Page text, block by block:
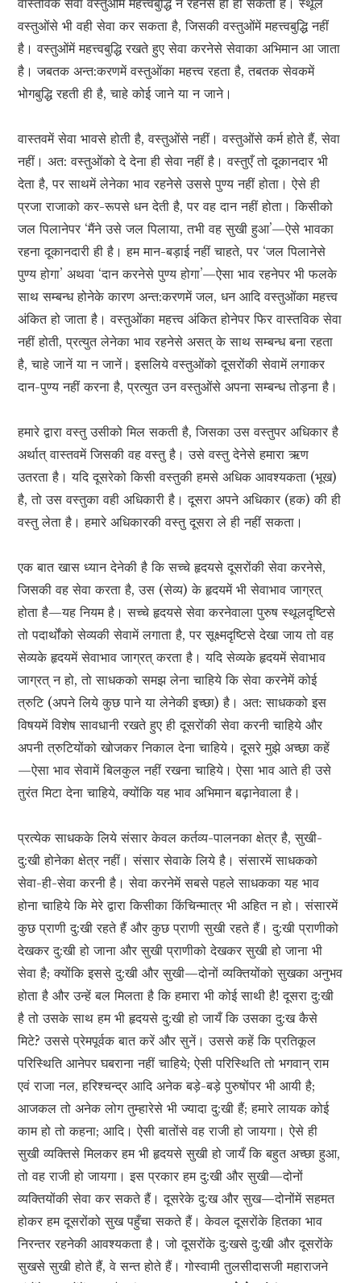
वास्तविक सेवा वस्तुओंमें महत्त्वबुद्धि न रहनेसे ही हो सकती है। स्थूल
वस्तुओंसे भी वही सेवा कर सकता है, जिसकी वस्तुओंमें महत्त्वबुद्धि नहीं
है। वस्तुओंमें महत्त्वबुद्धि रखते हुए सेवा करनेसे सेवाका अभिमान आ जाता
है। जबतक अन्त:करणमें वस्तुओंका महत्त्व रहता है, तबतक सेवकमें
भोगबुद्धि रहती ही है, चाहे कोई जाने या न जाने।
वास्तवमें सेवा भावसे होती है, वस्तुओंसे नहीं। वस्तुओंसे कर्म होते हैं, सेवा
नहीं। अत: वस्तुओंको दे देना ही सेवा नहीं है। वस्तुएँ तो दूकानदार भी
देता है, पर साथमें लेनेका भाव रहनेसे उससे पुण्य नहीं होता। ऐसे ही
प्रजा राजाको कर-रूपसे धन देती है, पर वह दान नहीं होता। किसीको
जल पिलानेपर ‘मैंने उसे जल पिलाया, तभी वह सुखी हुआ’—ऐसे भावका
रहना दूकानदारी ही है। हम मान-बड़ाई नहीं चाहते, पर ‘जल पिलानेसे
पुण्य होगा’ अथवा ‘दान करनेसे पुण्य होगा’—ऐसा भाव रहनेपर भी फलके
साथ सम्बन्ध होनेके कारण अन्त:करणमें जल, धन आदि वस्तुओंका महत्त्व
अंकित हो जाता है। वस्तुओंका महत्त्व अंकित होनेपर फिर वास्तविक सेवा
नहीं होती, प्रत्युत लेनेका भाव रहनेसे असत् के साथ सम्बन्ध बना रहता
है, चाहे जानें या न जानें। इसलिये वस्तुओंको दूसरोंकी सेवामें लगाकर
दान-पुण्य नहीं करना है, प्रत्युत उन वस्तुओंसे अपना सम्बन्ध तोड़ना है।
हमारे द्वारा वस्तु उसीको मिल सकती है, जिसका उस वस्तुपर अधिकार है
अर्थात् वास्तवमें जिसकी वह वस्तु है। उसे वस्तु देनेसे हमारा ऋण
उतरता है। यदि दूसरेको किसी वस्तुकी हमसे अधिक आवश्यकता (भूख)
है, तो उस वस्तुका वही अधिकारी है। दूसरा अपने अधिकार (हक) की ही
वस्तु लेता है। हमारे अधिकारकी वस्तु दूसरा ले ही नहीं सकता।
एक बात खास ध्यान देनेकी है कि सच्चे हृदयसे दूसरोंकी सेवा करनेसे,
जिसकी वह सेवा करता है, उस (सेव्य) के हृदयमें भी सेवाभाव जाग्रत्
होता है—यह नियम है। सच्चे हृदयसे सेवा करनेवाला पुरुष स्थूलदृष्टिसे
तो पदार्थोंको सेव्यकी सेवामें लगाता है, पर सूक्ष्मदृष्टिसे देखा जाय तो वह
सेव्यके हृदयमें सेवाभाव जाग्रत् करता है। यदि सेव्यके हृदयमें सेवाभाव
जाग्रत् न हो, तो साधकको समझ लेना चाहिये कि सेवा करनेमें कोई
त्रुटि (अपने लिये कुछ पाने या लेनेकी इच्छा) है। अत: साधकको इस
विषयमें विशेष सावधानी रखते हुए ही दूसरोंकी सेवा करनी चाहिये और
अपनी त्रुटियोंको खोजकर निकाल देना चाहिये। दूसरे मुझे अच्छा कहें
—ऐसा भाव सेवामें बिलकुल नहीं रखना चाहिये। ऐसा भाव आते ही उसे
तुरंत मिटा देना चाहिये, क्योंकि यह भाव अभिमान बढ़ानेवाला है।
प्रत्येक साधकके लिये संसार केवल कर्तव्य-पालनका क्षेत्र है, सुखी-
दु:खी होनेका क्षेत्र नहीं। संसार सेवाके लिये है। संसारमें साधकको
सेवा-ही-सेवा करनी है। सेवा करनेमें सबसे पहले साधकका यह भाव
होना चाहिये कि मेरे द्वारा किसीका किंचिन्मात्र भी अहित न हो। संसारमें
कुछ प्राणी दु:खी रहते हैं और कुछ प्राणी सुखी रहते हैं। दु:खी प्राणीको
देखकर दु:खी हो जाना और सुखी प्राणीको देखकर सुखी हो जाना भी
सेवा है; क्योंकि इससे दु:खी और सुखी—दोनों व्यक्तियोंको सुखका अनुभव
होता है और उन्हें बल मिलता है कि हमारा भी कोई साथी है! दूसरा दु:खी
है तो उसके साथ हम भी हृदयसे दु:खी हो जायँ कि उसका दु:ख कैसे
मिटे? उससे प्रेमपूर्वक बात करें और सुनें। उससे कहें कि प्रतिकूल
परिस्थिति आनेपर घबराना नहीं चाहिये; ऐसी परिस्थिति तो भगवान् राम
एवं राजा नल, हरिश्चन्द्र आदि अनेक बड़े-बड़े पुरुषोंपर भी आयी है;
आजकल तो अनेक लोग तुम्हारेसे भी ज्यादा दु:खी हैं; हमारे लायक कोई
काम हो तो कहना; आदि। ऐसी बातोंसे वह राजी हो जायगा। ऐसे ही
सुखी व्यक्तिसे मिलकर हम भी हृदयसे सुखी हो जायँ कि बहुत अच्छा हुआ,
तो वह राजी हो जायगा। इस प्रकार हम दु:खी और सुखी—दोनों
व्यक्तियोंकी सेवा कर सकते हैं। दूसरेके दु:ख और सुख—दोनोंमें सहमत
होकर हम दूसरोंको सुख पहुँचा सकते हैं। केवल दूसरोंके हितका भाव
निरन्तर रहनेकी आवश्यकता है। जो दूसरोंके दु:खसे दु:खी और दूसरोंके
सुखसे सुखी होते हैं, वे सन्त होते हैं। गोस्वामी तुलसीदासजी महाराजने